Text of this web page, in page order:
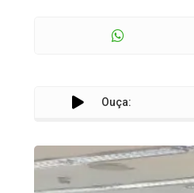
Ouça: